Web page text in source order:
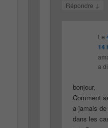
Répondre ↓
Le
14
a
bonjour,
Comment
a jamais
dans les